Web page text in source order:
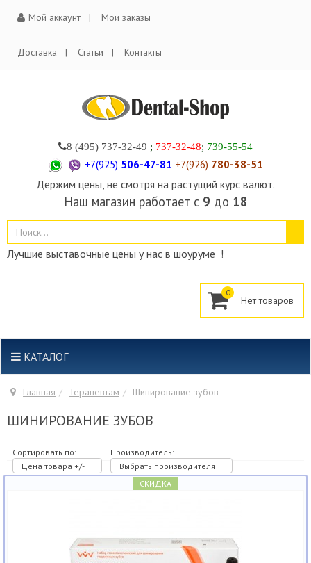
Мой аккаунт Мои заказы
Доставка Статьи Контакты
8 (495) 737-32-49 ; 737-32-48; 739-55-54
+7(925) 506-47-81 +7(926) 780-38-51
Держим цены, не смотря на растущий курс валют.
Наш магазин работает с 9 до 18
Лучшие выставочные цены у нас в шоуруме !
0
КАТАЛОГ
Главная Терапевтам Шинирование зубов
ШИНИРОВАНИЕ ЗУБОВ
Сортировать по:
Цена товара +/-
Производитель:
Выбрать производителя
СКИДКА